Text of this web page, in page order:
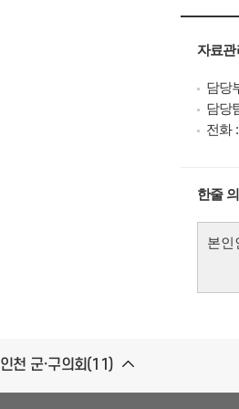
자료관
담당
담당
전화
한줄
인천 군·구의회(11)